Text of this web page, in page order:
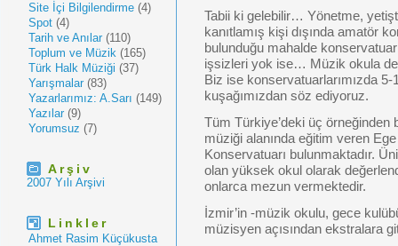
Site İçi Bilgilendirme (4)
Spot (4)
Tarih ve Anılar (110)
Toplum ve Müzik (165)
Türk Halk Müziği (37)
Yarışmalar (83)
Yazarlarımız: A.Sarı (149)
Yazılar (9)
Yorumsuz (7)
Arşiv
2007 Yılı Arşivi
Linkler
Ahmet Rasim Küçükusta
Tabii ki gelebilir… Yönetme,
kanıtlamış kişi dışında amatör
bulunduğu mahalde
işsizleri yok ise… Müzik okula
Biz ise konservatuarlarımızda
kuşağımızdan söz ediyoruz.
Tüm Türkiye’deki üç örneğinden
müziği alanında eğitim veren
Konservatuarı bulunmaktadır.
olan yüksek okul olarak
onlarca mezun vermektedir.
İzmir’in -müzik okulu, gece
müzisyen açısından ekstralara